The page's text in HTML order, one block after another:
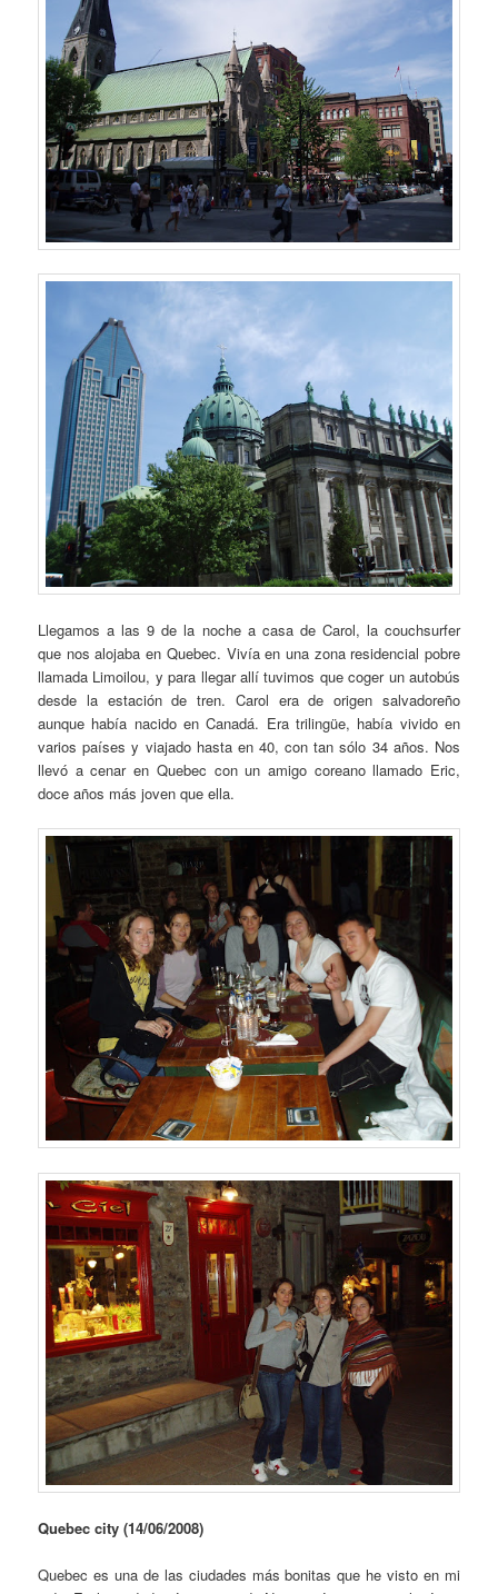
Llegamos a las 9 de la noche a casa de Carol, la couchsurfer
que nos alojaba en Quebec. Vivía en una zona residencial pobre
llamada Limoilou, y para llegar allí tuvimos que coger un autobús
desde la estación de tren. Carol era de origen salvadoreño
aunque había nacido en Canadá. Era trilingüe, había vivido en
varios países y viajado hasta en 40, con tan sólo 34 años. Nos
llevó a cenar en Quebec con un amigo coreano llamado Eric,
doce años más joven que ella.
Quebec city (14/06/2008)
Quebec es una de las ciudades más bonitas que he visto en mi